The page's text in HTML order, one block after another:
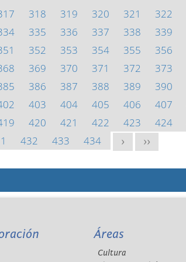
318 319 320 321 322
335 336 337 338 339
352 353 354 355 356
369 370 371 372 373
386 387 388 389 390
403 404 405 406 407
420 421 422 423 424
432 433 434 > >>
Áreas
Cultura